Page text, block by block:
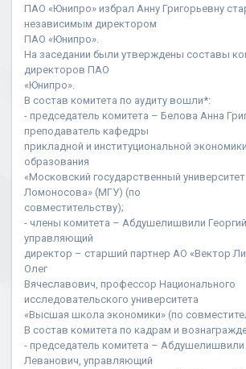
ПАО «Юнипро» избрал Анну Григорьевну
независимым директором
ПАО «Юнипро».
На заседании были утверждены составы
директоров ПАО
«Юнипро».
В состав комитета по аудиту вошли*:
- председатель комитета – Белова Анна
преподаватель кафедры
прикладной и институциональной
образования
«Московский государственный
Ломоносова» (МГУ) (по
совместительству);
- члены комитета – Абдушелишвили
управляющий
директор – старший партнер АО «Вектор
Олег
Вячеславович, профессор Национального
исследовательского университета
«Высшая школа экономики» (по
В состав комитета по кадрам и
- председатель комитета – Абдушелишвили
Леванович, управляющий